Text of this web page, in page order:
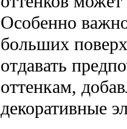
Особенно
больших
отдавать
оттенкам,
декоративные